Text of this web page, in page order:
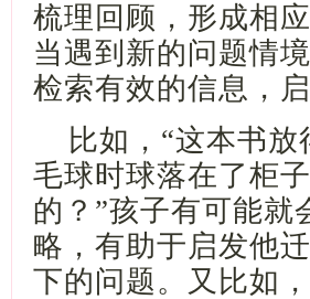
梳理回顾，形成相
当遇到新的问题情
检索有效的信息，
比如， “这本书
毛球时球落在了柜
的？”孩子有可能就
略，有助于启发他
下的问题。又比如